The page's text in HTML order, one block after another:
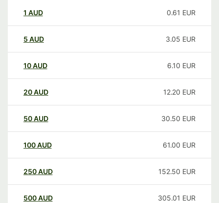
1 AUD 0.61 EUR
5 AUD 3.05 EUR
10AUD 6.10 EUR
20AUD 12.20 EUR
50AUD 30.50 EUR
100AUD 61.00 EUR
250AUD 152.50 EUR
500AUD 305.01 EUR